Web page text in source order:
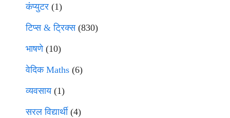
कंप्युटर (1)
टिप्स & ट्रिक्स(830)
भाषणे(10)
वेदिक Maths (6)
व्यवसाय(1)
सरल विद्यार्थी(4)